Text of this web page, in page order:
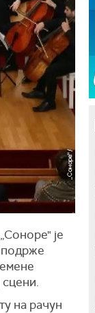
је
подрже
на рачун